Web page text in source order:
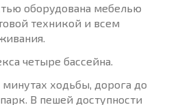
оборудована мебелью
техникой и всем
четыре бассейна.
ходьбы, дорога до
В пешей доступности